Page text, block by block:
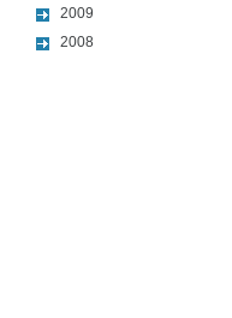
2009
2008